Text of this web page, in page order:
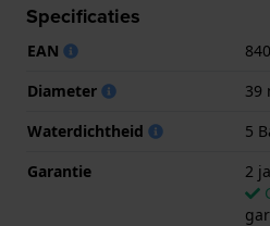
Specificaties
EAN
Diameter
39
Waterdichtheid
5
Garantie
2